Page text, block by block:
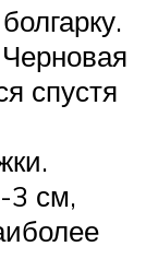
спустя
3 см,